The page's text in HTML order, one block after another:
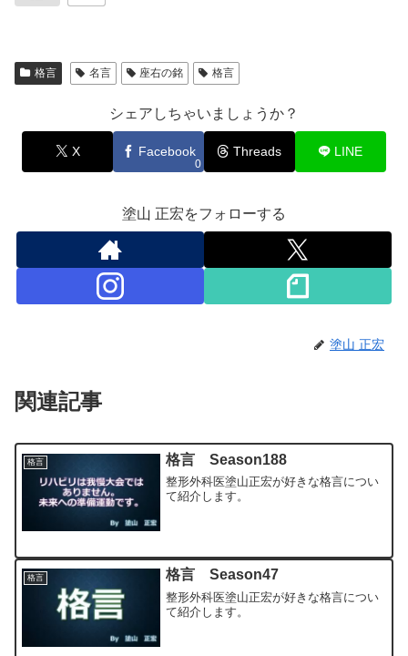
格言 名言 座右の銘 格言
シェアしちゃいましょうか？
X Facebook
0
Threads LINE
塗山 正宏をフォローする
塗山 正宏
関連記事
格言 格言 Season188
整形外科医塗山正宏が好きな格言につい
て紹介します。
格言 格言 Season47
整形外科医塗山正宏が好きな格言につい
て紹介します。